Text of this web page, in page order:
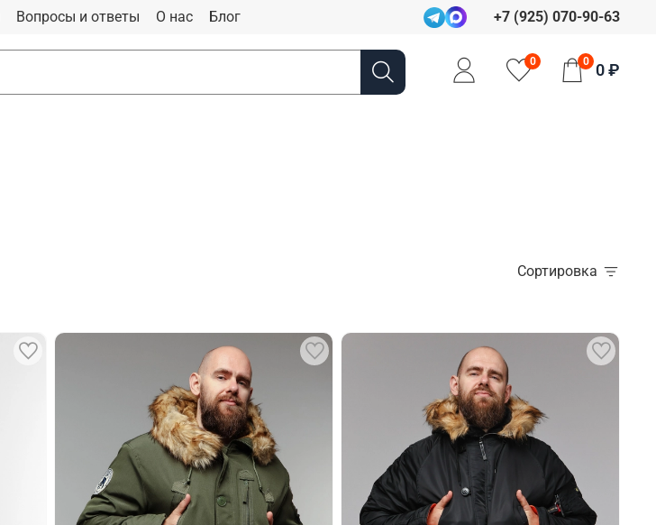
Вопросы и ответы О нас Блог +7 (925) 070-90-63
0 0 0 ₽
Сортировка